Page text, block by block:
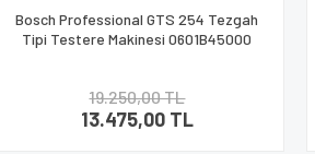
Bosch Professional GTS 254 Tezgah
Tipi Testere Makinesi 0601B45000
19.250,00 TL
13.475,00 TL